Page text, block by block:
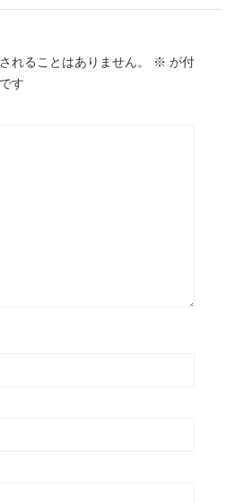
れることはありません。 ※ が付
す